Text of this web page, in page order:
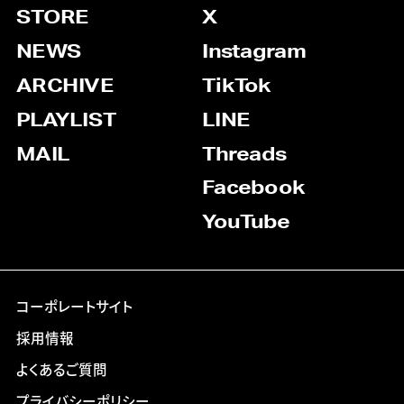
STORE
NEWS
ARCHIVE
PLAYLIST
MAIL
X
Instagram
TikTok
LINE
Threads
Facebook
YouTube
コーポレートサイト
採用情報
よくあるご質問